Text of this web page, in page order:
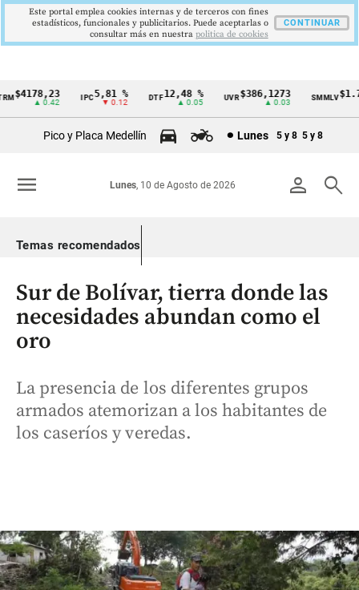
Cintillo
Colombia
▲ 0.42
5,81 %
▼ 0.12
12,48 %
▲ 0.05
$386,1273
▲ 0.03
SMMLV
Pico y Placa Medellín Lunes 5 y 8 5 y 8
person search
Lunes, 10 de Agosto de 2026
menu
Temas recomendados
Sur de Bolívar, tierra donde las
necesidades abundan como el
oro
La presencia de los diferentes grupos
armados atemorizan a los habitantes de
los caseríos y veredas.
Este portal emplea cookies internas y de terceros con fines
estadísticos, funcionales y publicitarios. Puede aceptarlas o
consultar más en nuestra politica de cookies
CONTINUAR